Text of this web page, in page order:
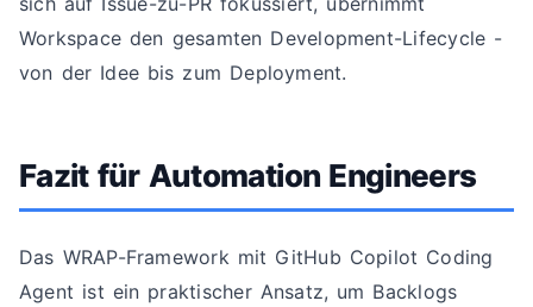
Workspace den gesamten Development-Lifecycle -
von der Idee bis zum Deployment.
Fazit für Automation Engineers
Das WRAP-Framework mit GitHub Copilot Coding
Agent ist ein praktischer Ansatz, um Backlogs